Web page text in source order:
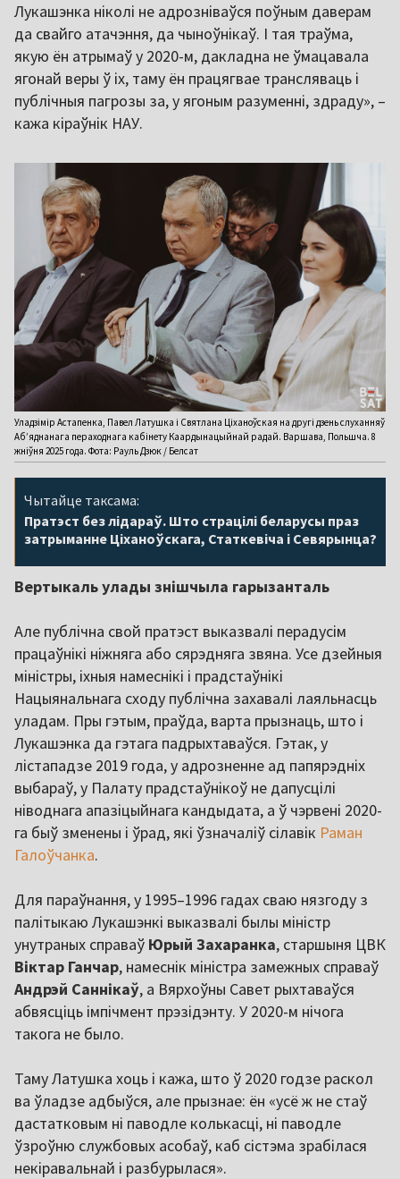
Лукашэнка ніколі не адрозніваўся поўным даверам
да свайго атачэння, да чыноўнікаў. І тая траўма,
якую ён атрымаў у 2020-м, дакладна не ўмацавала
ягонай веры ў іх, таму ён працягвае трансляваць і
публічныя пагрозы за, у ягоным разуменні, здраду», –
кажа кіраўнік НАУ.
Уладзімір Астапенка, Павел Латушка і Святлана Ціханоўская на другі дзень слуханняў
Аб’яднанага пераходнага кабінету Каардынацыйнай радай. Варшава, Польшча. 8
жніўня 2025 года. Фота: Рауль Дзюк / Белсат
Чытайце таксама:
Пратэст без лідараў. Што страцілі беларусы праз
затрыманне Ціханоўскага, Статкевіча і Севярынца?
Вертыкаль улады знішчыла гарызанталь
Але публічна свой пратэст выказвалі перадусім
працаўнікі ніжняга або сярэдняга звяна. Усе дзейныя
міністры, іхныя намеснікі і прадстаўнікі
Нацыянальнага сходу публічна захавалі лаяльнасць
уладам. Пры гэтым, праўда, варта прызнаць, што і
Лукашэнка да гэтага падрыхтаваўся. Гэтак, у
лістападзе 2019 года, у адрозненне ад папярэдніх
выбараў, у Палату прадстаўнікоў не дапусцілі
ніводнага апазіцыйнага кандыдата, а ў чэрвені 2020-
га быў зменены і ўрад, які ўзначаліў сілавік Раман
Галоўчанка.
Для параўнання, у 1995–1996 гадах сваю нязгоду з
палітыкаю Лукашэнкі выказвалі былы міністр
унутраных справаў Юрый Захаранка, старшыня ЦВК
Віктар Ганчар, намеснік міністра замежных справаў
Андрэй Саннікаў, а Вярхоўны Савет рыхтаваўся
абвясціць імпічмент прэзідэнту. У 2020-м нічога
такога не было.
Таму Латушка хоць і кажа, што ў 2020 годзе раскол
ва ўладзе адбыўся, але прызнае: ён «усё ж не стаў
дастатковым ні паводле колькасці, ні паводле
ўзроўню службовых асобаў, каб сістэма зрабілася
некіравальнай і разбурылася».